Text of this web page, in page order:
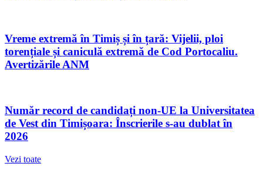
Vreme extremă în Timiș și în țară: Vijelii, ploi
torențiale și caniculă extremă de Cod Portocaliu.
Avertizările ANM
Număr record de candidați non-UE la Universitatea
de Vest din Timișoara: Înscrierile s-au dublat în
2026
Vezi toate